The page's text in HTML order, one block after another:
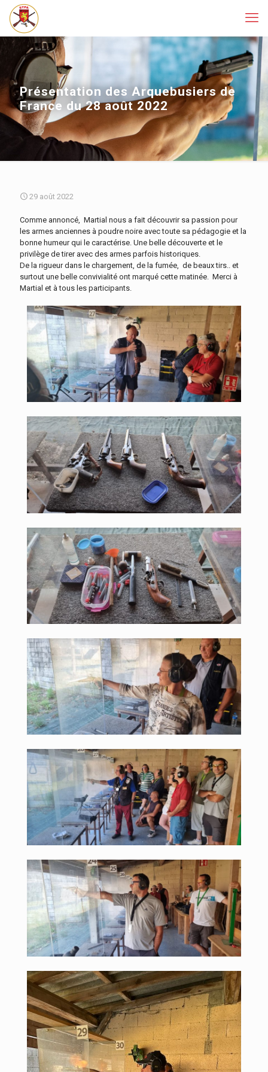
Présentation des Arquebusiers de
France du 28 août 2022
29 août 2022
Comme annoncé, Martial nous a fait découvrir sa passion pour
les armes anciennes à poudre noire avec toute sa pédagogie et la
bonne humeur qui le caractérise. Une belle découverte et le
privilège de tirer avec des armes parfois historiques.
De la rigueur dans le chargement, de la fumée, de beaux tirs.. et
surtout une belle convivialité ont marqué cette matinée. Merci à
Martial et à tous les participants.